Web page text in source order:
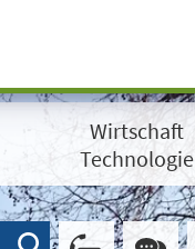
Wirtschaft
Technologie